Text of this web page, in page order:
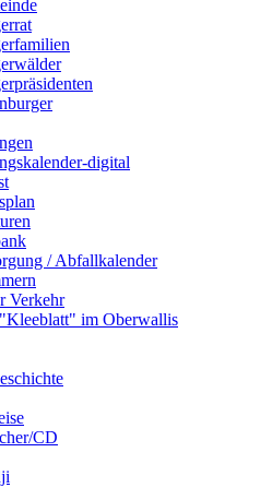
digital
/ Abfallkalender
Verkehr
im Oberwallis
CD